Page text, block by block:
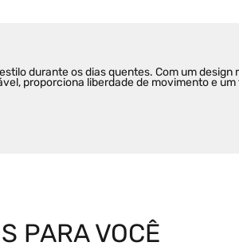
durante os dias quentes. Com um design
proporciona liberdade de movimento e
PARA VOCÊ